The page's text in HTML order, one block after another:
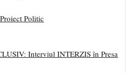
Politic
Interviul INTERZIS în Presa